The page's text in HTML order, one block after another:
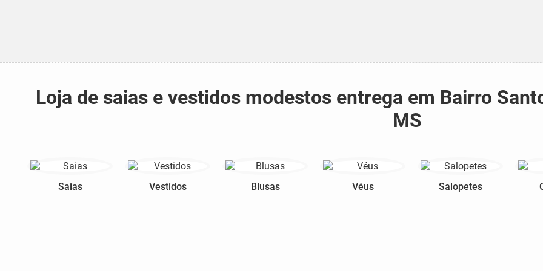
Loja de saias e vestidos modestos entrega em Bairro
MS
Saias Vestidos Blusas Véus Salopetes